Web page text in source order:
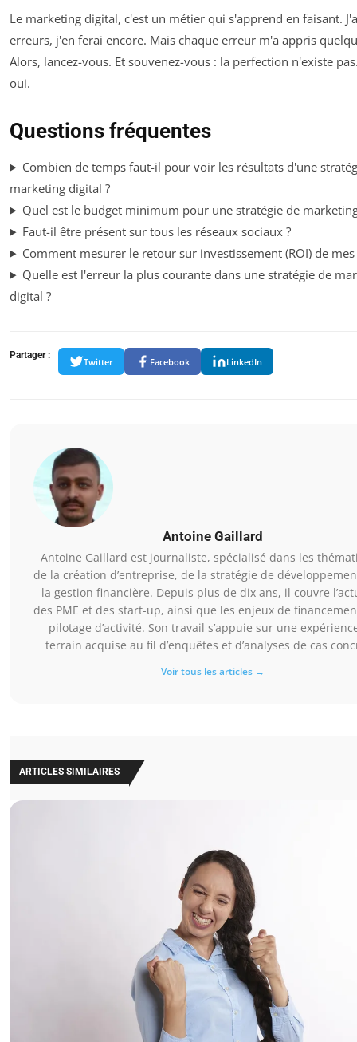
Le marketing digital, c'est un métier qui s'apprend en faisant.
erreurs, j'en ferai encore. Mais chaque erreur m'a appris
Alors, lancez-vous. Et souvenez-vous : la perfection n'existe
oui.
Questions fréquentes
Combien de temps faut-il pour voir les résultats d'une
marketing digital ?
Quel est le budget minimum pour une stratégie de
Faut-il être présent sur tous les réseaux sociaux ?
Comment mesurer le retour sur investissement (ROI) de mes
Quelle est l'erreur la plus courante dans une stratégie de
digital ?
Partager :
Twitter Facebook LinkedIn
Antoine Gaillard
Antoine Gaillard est journaliste, spécialisé dans les
de la création d’entreprise, de la stratégie de
la gestion financière. Depuis plus de dix ans, il couvre
des PME et des start-up, ainsi que les enjeux de
pilotage d’activité. Son travail s’appuie sur une
terrain acquise au fil d’enquêtes et d’analyses de cas
Voir tous les articles →
ARTICLES SIMILAIRES